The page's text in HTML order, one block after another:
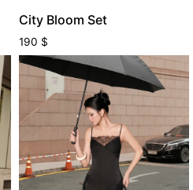
City Bloom Set
190 $